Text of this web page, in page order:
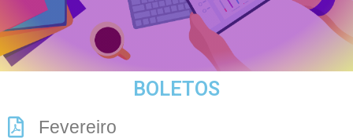
BOLETOS
Fevereiro